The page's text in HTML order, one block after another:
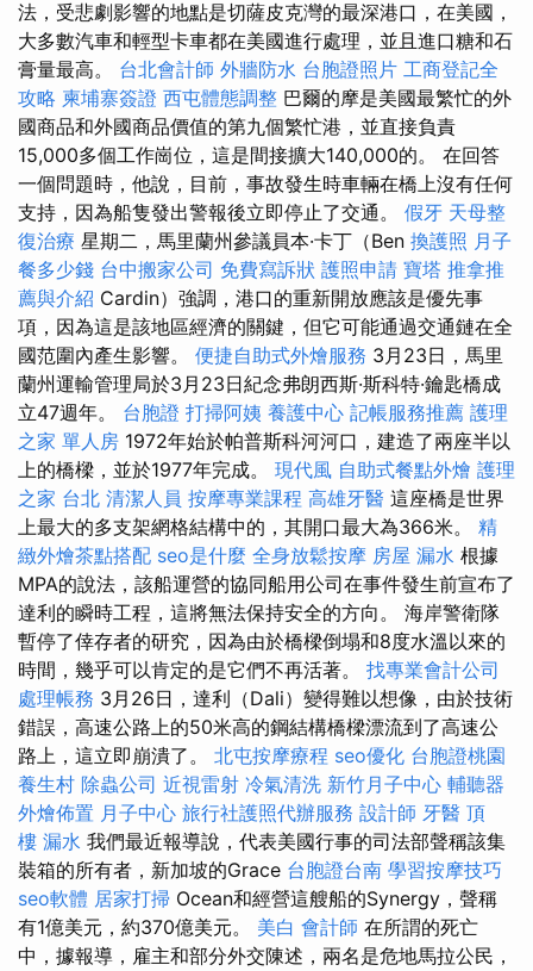
法，受悲劇影響的地點是切薩皮克灣的最深港口，在美國，
大多數汽車和輕型卡車都在美國進行處理，並且進口糖和石
膏量最高。 台北會計師 外牆防水 台胞證照片 工商登記全
攻略 柬埔寨簽證 西屯體態調整 巴爾的摩是美國最繁忙的外
國商品和外國商品價值的第九個繁忙港，並直接負責
15,000多個工作崗位，這是間接擴大140,000的。 在回答
一個問題時，他說，目前，事故發生時車輛在橋上沒有任何
支持，因為船隻發出警報後立即停止了交通。 假牙 天母整
復治療 星期二，馬里蘭州參議員本·卡丁（Ben 換護照 月子
餐多少錢 台中搬家公司 免費寫訴狀 護照申請 寶塔 推拿推
薦與介紹 Cardin）強調，港口的重新開放應該是優先事
項，因為這是該地區經濟的關鍵，但它可能通過交通鏈在全
國范圍內產生影響。 便捷自助式外燴服務 3月23日，馬里
蘭州運輸管理局於3月23日紀念弗朗西斯·斯科特·鑰匙橋成
立47週年。 台胞證 打掃阿姨 養護中心 記帳服務推薦 護理
之家 單人房 1972年始於帕普斯科河河口，建造了兩座半以
上的橋樑，並於1977年完成。 現代風 自助式餐點外燴 護理
之家 台北 清潔人員 按摩專業課程 高雄牙醫 這座橋是世界
上最大的多支架網格結構中的，其開口最大為366米。 精
緻外燴茶點搭配 seo是什麼 全身放鬆按摩 房屋 漏水 根據
MPA的說法，該船運營的協同船用公司在事件發生前宣布了
達利的瞬時工程，這將無法保持安全的方向。 海岸警衛隊
暫停了倖存者的研究，因為由於橋樑倒塌和8度水溫以來的
時間，幾乎可以肯定的是它們不再活著。 找專業會計公司
處理帳務 3月26日，達利（Dali）變得難以想像，由於技術
錯誤，高速公路上的50米高的鋼結構橋樑漂流到了高速公
路上，這立即崩潰了。 北屯按摩療程 seo優化 台胞證桃園
養生村 除蟲公司 近視雷射 冷氣清洗 新竹月子中心 輔聽器
外燴佈置 月子中心 旅行社護照代辦服務 設計師 牙醫 頂
樓 漏水 我們最近報導說，代表美國行事的司法部聲稱該集
裝箱的所有者，新加坡的Grace 台胞證台南 學習按摩技巧
seo軟體 居家打掃 Ocean和經營這艘船的Synergy，聲稱
有1億美元，約370億美元。 美白 會計師 在所謂的死亡
中，據報導，雇主和部分外交陳述，兩名是危地馬拉公民，